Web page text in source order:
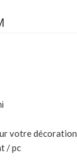
votre décoration
/ pc